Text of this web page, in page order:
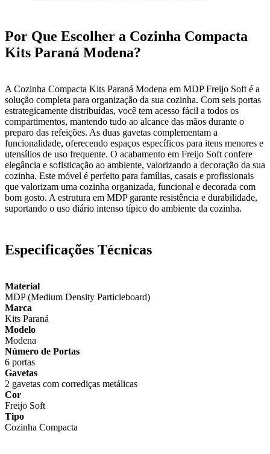
Por Que Escolher a Cozinha Compacta
Kits Paraná Modena?
A Cozinha Compacta Kits Paraná Modena em MDP Freijo Soft é a
solução completa para organização da sua cozinha. Com seis portas
estrategicamente distribuídas, você tem acesso fácil a todos os
compartimentos, mantendo tudo ao alcance das mãos durante o
preparo das refeições. As duas gavetas complementam a
funcionalidade, oferecendo espaços específicos para itens menores e
utensílios de uso frequente. O acabamento em Freijo Soft confere
elegância e sofisticação ao ambiente, valorizando a decoração da sua
cozinha. Este móvel é perfeito para famílias, casais e profissionais
que valorizam uma cozinha organizada, funcional e decorada com
bom gosto. A estrutura em MDP garante resistência e durabilidade,
suportando o uso diário intenso típico do ambiente da cozinha.
Especificações Técnicas
Material
MDP (Medium Density Particleboard)
Marca
Kits Paraná
Modelo
Modena
Número de Portas
6 portas
Gavetas
2 gavetas com corrediças metálicas
Cor
Freijo Soft
Tipo
Cozinha Compacta